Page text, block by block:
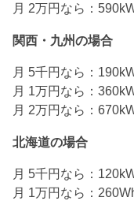
月 2万円なら：
関西・九州の場合
月 5千円なら：
月 1万円なら：
月 2万円なら：
北海道の場合
月 5千円なら：
月 1万円なら：